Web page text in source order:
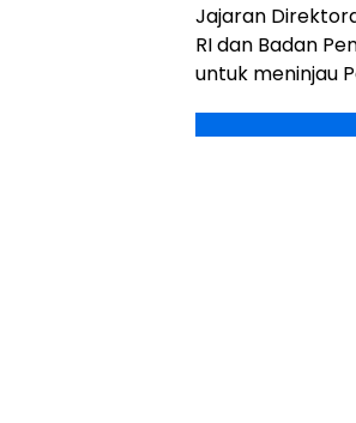
Jajaran
RI dan Badan
untuk meninjau